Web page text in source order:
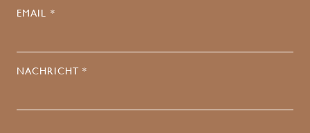
EMAIL *
NACHRICHT *